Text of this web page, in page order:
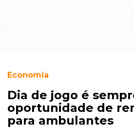
Economia
Dia de jogo é
oportunidade de
para ambulantes